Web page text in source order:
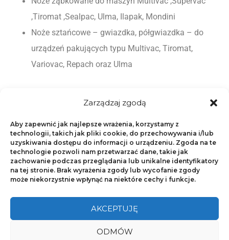
Zarządzaj zgodą
Aby zapewnić jak najlepsze wrażenia, korzystamy z
technologii, takich jak pliki cookie, do przechowywania i/lub
uzyskiwania dostępu do informacji o urządzeniu. Zgoda na te
technologie pozwoli nam przetwarzać dane, takie jak
zachowanie podczas przeglądania lub unikalne identyfikatory
na tej stronie. Brak wyrażenia zgody lub wycofanie zgody
może niekorzystnie wpłynąć na niektóre cechy i funkcje.
AKCEPTUJĘ
ODMÓW
,Tiromat ,Sealpac, Ulma, Ilapak, Mondini
Noże sztańcowe – gwiazdka, półgwiazdka – do
urządzeń pakujących typu Multivac, Tiromat,
Variovac, Repach oraz Ulma
Powłoki fluoropolimeroweNonStick.pl
Copyright © 2018NonStick.pl
Świerkowa 28, 89-300 Wyrzysk, Poland
E-mail:office@nonstick.pl